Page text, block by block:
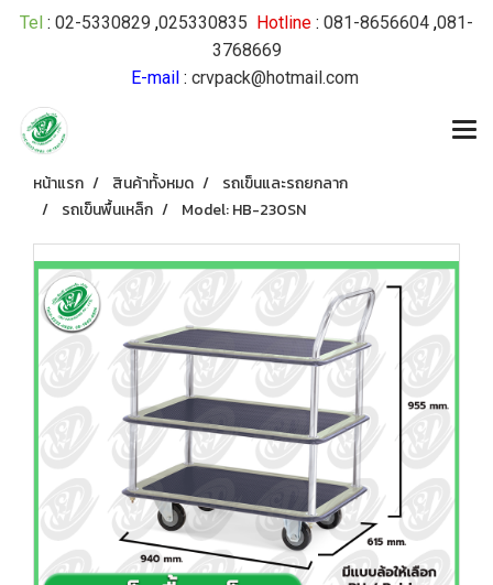
Tel : 02-5330829 ,025330835 Hotline : 081-8656604 ,081-
3768669
E-mail: crvpack@hotmail.com
หน้าแรก สินค้าทั้งหมด
รถเข็นและรถยกลาก
รถเข็นพื้นเหล็ก
Model: HB-230SN